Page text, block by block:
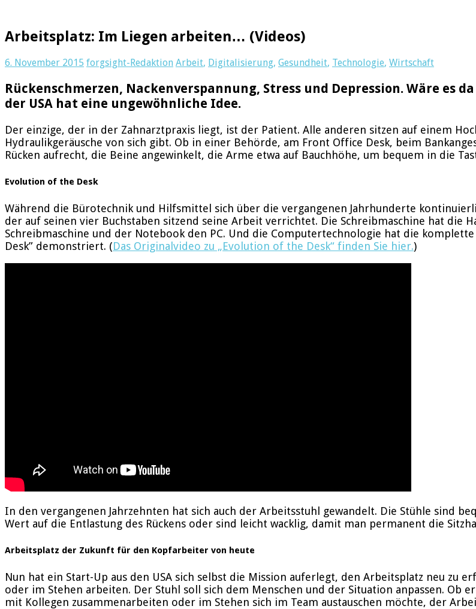
Arbeitsplatz: Im Liegen arbeiten… (Videos)
6. November 2015 forgsight-Redaktion Arbeit, Digitalisierung, Gesundheit, Technologie, Wirtschaft
Rückenschmerzen, Nackenverspannung, Stress und Depression. Wäre es
der USA hat eine ungewöhnliche Idee.
Der einzige, der in der Zahnarztpraxis liegt, ist der Patient. Alle anderen sitzen auf einem
Hydraulikgeräusche von sich gibt. Ob in einer Behörde, am Front Office Desk, beim
Rücken aufrecht, die Beine angewinkelt, die Arme etwa auf Bauchhöhe, um bequem in die
Evolution of the Desk
Während die Bürotechnik und Hilfsmittel sich über die vergangenen Jahrhunderte
der auf seinen vier Buchstaben sitzend seine Arbeit verrichtet. Die Schreibmaschine hat die
Schreibmaschine und der Notebook den PC. Und die Computertechnologie hat die
Desk” demonstriert. (Das Originalvideo zu „Evolution of the Desk“ finden Sie hier.)
In den vergangenen Jahrzehnten hat sich auch der Arbeitsstuhl gewandelt. Die Stühle sind
Wert auf die Entlastung des Rückens oder sind leicht wacklig, damit man permanent die
Arbeitsplatz der Zukunft für den Kopfarbeiter von heute
Nun hat ein Start-Up aus den USA sich selbst die Mission auferlegt, den Arbeitsplatz neu zu
oder im Stehen arbeiten. Der Stuhl soll sich dem Menschen und der Situation anpassen. Ob
mit Kollegen zusammenarbeiten oder im Stehen sich im Team austauschen möchte, der